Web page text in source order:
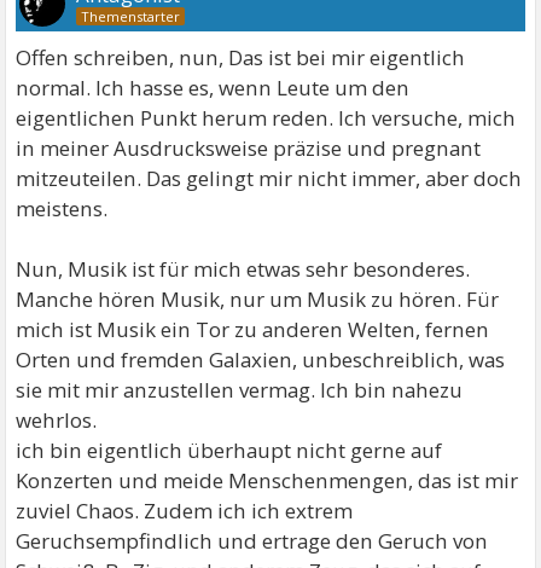
Offen schreiben, nun, Das ist bei mir eigentlich
normal. Ich hasse es, wenn Leute um den
eigentlichen Punkt herum reden. Ich versuche, mich
in meiner Ausdrucksweise präzise und pregnant
mitzeuteilen. Das gelingt mir nicht immer, aber doch
meistens.
Nun, Musik ist für mich etwas sehr besonderes.
Manche hören Musik, nur um Musik zu hören. Für
mich ist Musik ein Tor zu anderen Welten, fernen
Orten und fremden Galaxien, unbeschreiblich, was
sie mit mir anzustellen vermag. Ich bin nahezu
wehrlos.
ich bin eigentlich überhaupt nicht gerne auf
Konzerten und meide Menschenmengen, das ist mir
zuviel Chaos. Zudem ich ich extrem
Geruchsempfindlich und ertrage den Geruch von